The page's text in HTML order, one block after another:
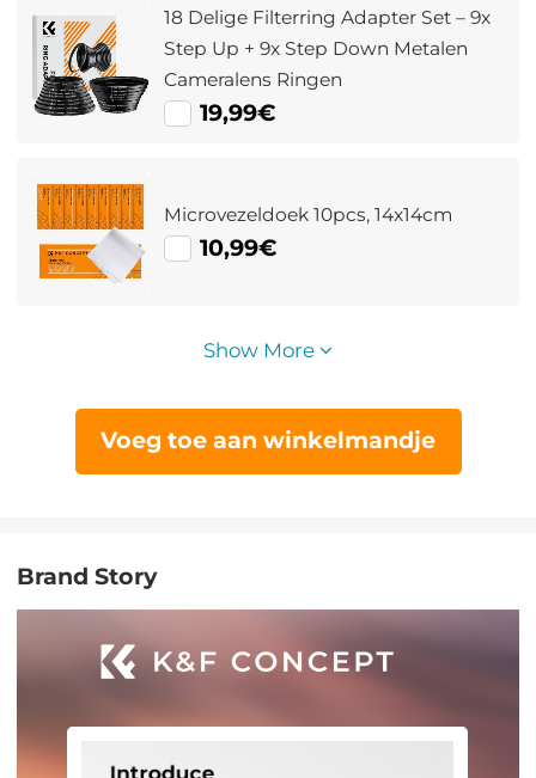
18 Delige Filterring Adapter Set – 9x
Step Up + 9x Step Down Metalen
Cameralens Ringen
19,99€
Microvezeldoek 10pcs, 14x14cm
10,99€
Show More
Voeg toe aan winkelmandje
Brand Story